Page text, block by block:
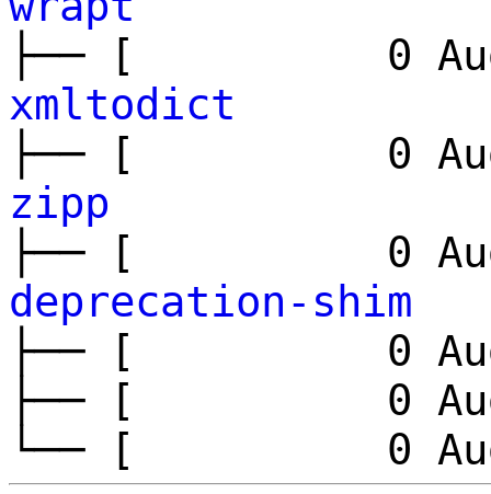
├── [ 0
xmltodict
├── [ 0
zipp
├── [ 0
deprecation-shim
├── [ 0
├── [ 0
└── [ 0